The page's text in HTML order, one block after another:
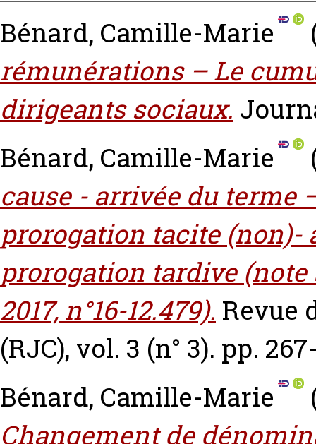
Bénard, Camille-Marie
rémunérations – Le
dirigeants sociaux.
Bénard, Camille-Marie
cause - arrivée du
prorogation tacite (non)-
prorogation tardive (note
2017, n°16-12.479). Revue
(RJC), vol. 3 (n° 3). pp.
Bénard, Camille-Marie
Changement de